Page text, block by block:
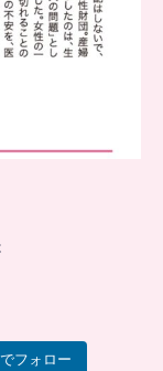
フォロー